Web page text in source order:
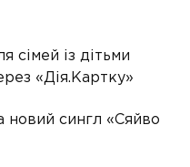
сімей із дітьми
«Дія.Картку»
новий сингл «Сяйво